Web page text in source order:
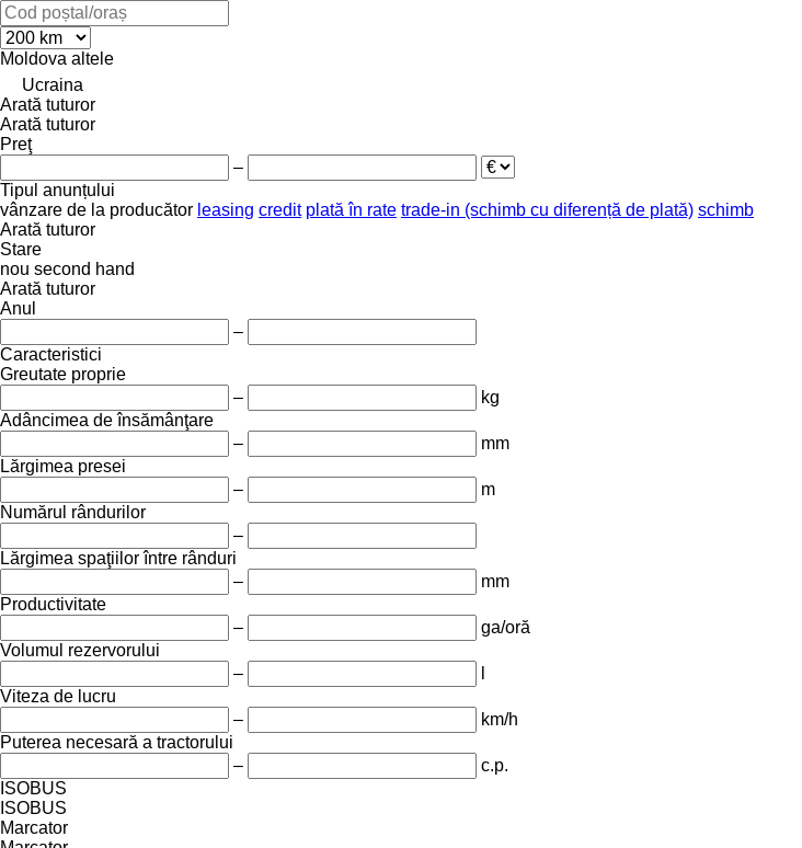
Moldova altele
Ucraina
Arată tuturor
Arată tuturor
Preţ
–
Tipul anunțului
vânzare de la producător leasing credit plată în rate trade-in (schimb cu diferență de plată) schimb
Arată tuturor
Stare
nou second hand
Arată tuturor
Anul
–
Caracteristici
Greutate proprie
–
kg
Adâncimea de însămânţare
–
mm
Lărgimea presei
–
m
Numărul rândurilor
–
Lărgimea spaţiilor între rânduri
–
mm
Productivitate
–
ga/oră
Volumul rezervorului
–
Viteza de lucru
–
km/h
Puterea necesară a tractorului
–
c.p.
ISOBUS
ISOBUS
Marcator